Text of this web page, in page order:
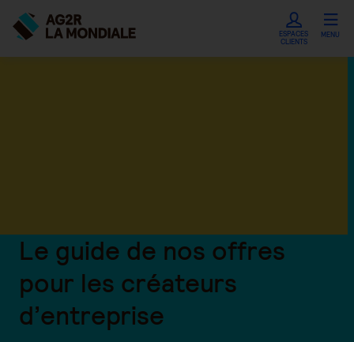
ESPACES
CLIENTS
MENU
Le guide de nos offres
pour les créateurs
d’entreprise